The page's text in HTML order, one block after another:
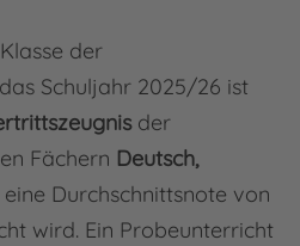
der
Schuljahr 2025/26 ist
der
Fächern Deutsch,
eine Durchschnittsnote von
wird. Ein Probeunterricht